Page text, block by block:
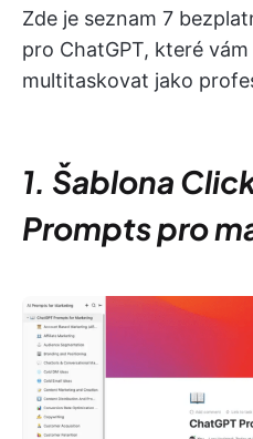
Zde je seznam 7
pro ChatGPT, které
multitaskovat jako
1. Šablona
Prompts pro